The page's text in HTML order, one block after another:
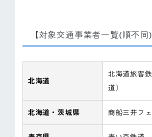
【対象交通事業者一覧(順不同)
北海道
北海道旅客
道）
北海道・茨城県 商船三井フ